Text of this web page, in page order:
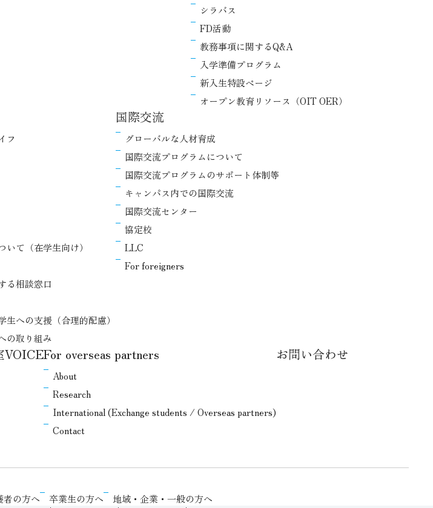
シラバス
FD活動
教務事項に関するQ&A
入学準備プログラム
新入生特設ページ
オープン教育リソース（OIT OER）
フ
いて（在学生向け）
る相談窓口
生への支援（合理的配慮）
の取り組み
国際交流
グローバルな人材育成
国際交流プログラムについて
国際交流プログラムのサポート体制等
キャンパス内での国際交流
国際交流センター
協定校
LLC
For foreigners
VOICEFor overseas partners
About
Research
International (Exchange students / Overseas partners)
Contact
お問い合わせ
者の方へ 卒業生の方へ 地域・企業・一般の方へ